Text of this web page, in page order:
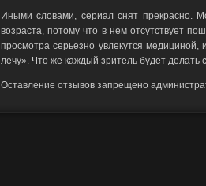
Иными словами, сериал снят прекрасно.
возраста, потому что в нем отсутствует
просмотра серьезно увлекутся
лечу». Что же каждый зритель будет делать
Оставление отзывов запрещено